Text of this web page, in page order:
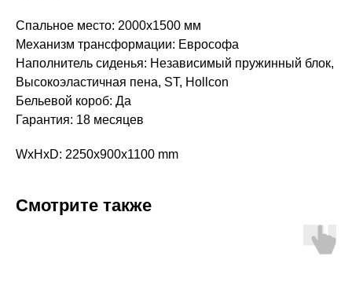
Спальное место: 2000х1500 мм
Механизм трансформации: Еврософа
Наполнитель сиденья: Независимый пружинный блок,
Высокоэластичная пена, ST, Hollcon
Бельевой короб: Да
Гарантия: 18 месяцев
WxHxD: 2250x900x1100 mm
Смотрите также